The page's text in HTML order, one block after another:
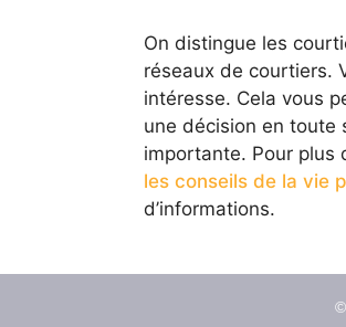
On distingue les
réseaux de courtiers.
intéresse. Cela vous
une décision en toute
importante. Pour plus
les conseils de la vie
d’informations.